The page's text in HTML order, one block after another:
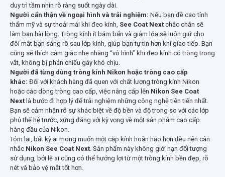
duy trì tầm nhìn rõ ràng suốt ngày dài.
Người cẩn thận về ngoại hình và trải nghiệm: Nếu bạn đề cao tính
thẩm mỹ và sự thoải mái khi đeo kính, See Coat Next chắc chắn sẽ
làm bạn hài lòng. Tròng kính ít bám bẩn và giảm lóa sẽ luôn giữ cho
đôi mắt bạn sáng rõ sau lớp kính, giúp bạn tự tin hơn khi giao tiếp. Bạn
cũng sẽ thích cảm giác nhẹ nhàng “vô hình” khi đeo kính có tròng trong
vắt, không bị phản chiếu gây khó chịu.
Người đã từng dùng tròng kính Nikon hoặc tròng cao cấp
khác: Đối với khách hàng đã quen với chất lượng tròng kính Nikon
hoặc các dòng tròng cao cấp, việc nâng cấp lên Nikon See Coat
Next là bước đi hợp lý để trải nghiệm những công nghệ tiên tiến nhất.
Bạn sẽ cảm nhận rõ sự khác biệt về độ bền và độ trong so với các lớp
phủ thế hệ trước, xứng đáng với kỳ vọng về một sản phẩm cao cấp
hàng đầu của Nikon.
Tóm lại, bất kỳ ai mong muốn một cặp kính hoàn hảo hơn đều nên cân
nhắc Nikon See Coat Next . Sản phẩm này không giới hạn đối tượng
sử dụng, bởi lẽ ai cũng có thể hưởng lợi từ một tròng kính bền đẹp, rõ
nét và bảo vệ mắt tốt hơn.